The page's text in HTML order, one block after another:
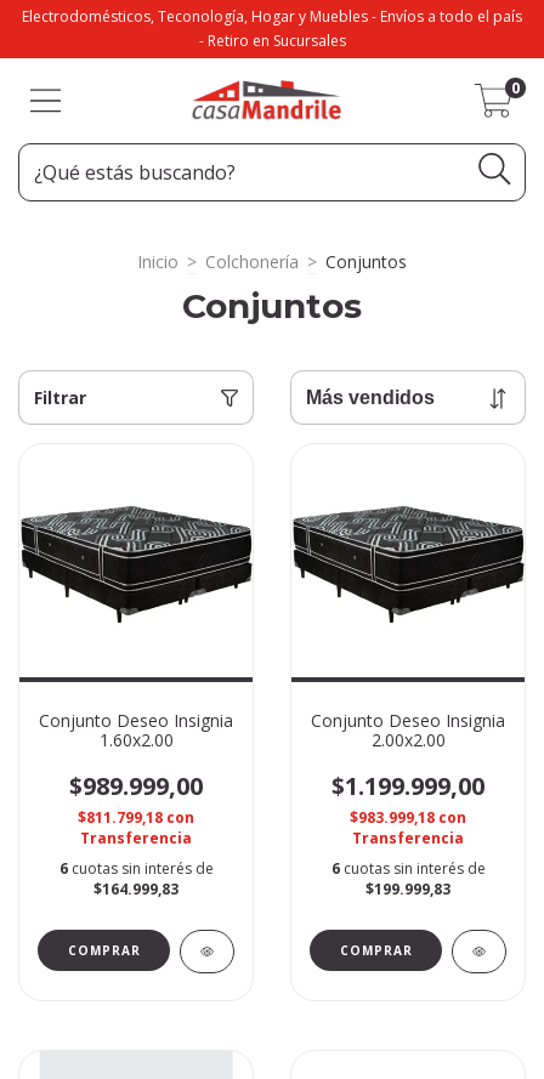
Electrodomésticos, Teconología, Hogar y Muebles - Envíos a todo el país
- Retiro en Sucursales
0
Inicio > Colchonería > Conjuntos
Conjuntos
Filtrar
Conjunto Deseo Insignia
1.60x2.00
$989.999,00
$811.799,18 con
Transferencia
6 cuotas sin interés de
$164.999,83
Conjunto Deseo Insignia
2.00x2.00
$1.199.999,00
$983.999,18 con
Transferencia
6 cuotas sin interés de
$199.999,83